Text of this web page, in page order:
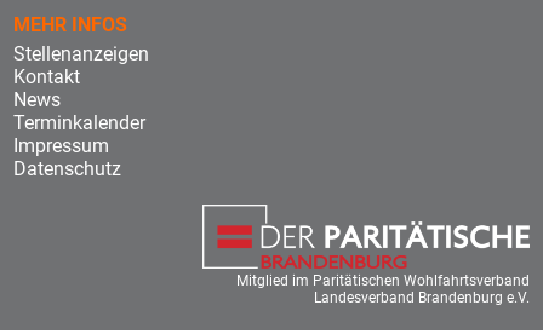
MEHR INFOS
Stellenanzeigen
Kontakt
News
Terminkalender
Impressum
Datenschutz
Mitglied im Paritätischen Wohlfahrtsverband
Landesverband Brandenburg e.V.